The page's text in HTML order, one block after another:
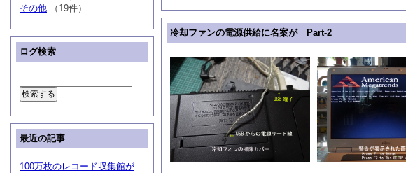
冷却ファンの電源供給に名案が Part-2
その他 （19件）
ログ検索
最近の記事
100万枚のレコード収集館が